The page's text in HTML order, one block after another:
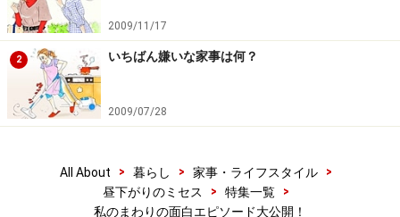
2009/11/17
2 いちばん嫌いな家事は何？
2009/07/28
All About > 暮らし > 家事・ライフスタイル
>
昼下がりのミセス
> 特集一覧
>
私のまわりの面白エピソード大公開！